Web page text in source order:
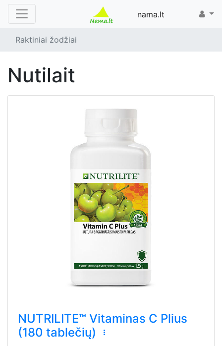
nama.lt
Raktiniai žodžiai
nutilait
NUTRILITE™ Vitaminas C Plius
(180 tablečių)